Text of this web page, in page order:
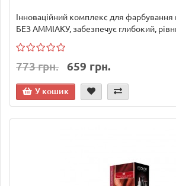
Інноваційний комплекс для
БЕЗ АММІАКУ, забезпечує глибокий,
773 грн. 659 грн.
У кошик